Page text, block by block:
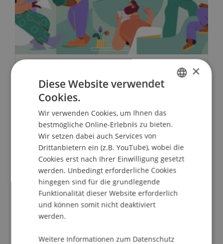
Vereine und Betätigungsbereiche
in Liechtenstein 2024
Liechtenstein zählt 879 aktive Vereine.
Besonders stark vertreten sind Kultur- und
Sportvereine.
Zur Studie
×
Diese Website verwendet
Cookies.
Wir verwenden Cookies, um Ihnen das
bestmögliche Online-Erlebnis zu bieten.
Wir setzen dabei auch Services von
Drittanbietern ein (z.B. YouTube), wobei die
Cookies erst nach Ihrer Einwilligung gesetzt
werden. Unbedingt erforderliche Cookies
hingegen sind für die grundlegende
Funktionalität dieser Website erforderlich
und können somit nicht deaktiviert
werden.
Weitere Informationen zum Datenschutz